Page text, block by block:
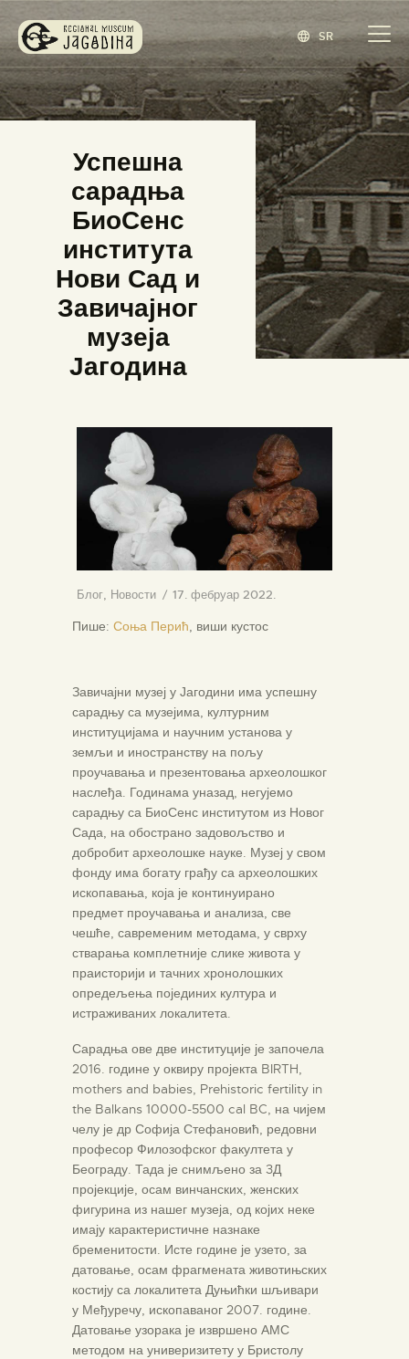
SR
Успешна
сарадња
БиоСенс
института
Нови Сад и
Завичајног
музеја
Јагодина
ЗАВИЧАЈНИ МУЗЕЈ ЈАГОДИНА
www.jagodina.museum
ЗБИРКЕ
ИЗЛОЖБЕ
ДОГАЂАЈИ
ИЗДАВАШТВО
БЛОГ
НАШ МУЗЕЈ
ENGLISH
ЕНГЛЕСКИ)
Блог, Новости 17. фебруар 2022.
Пише: Соња Перић, виши кустос
Завичајни музеј у Јагодини има успешну
сарадњу са музејима, културним
институцијама и научним установа у
земљи и иностранству на пољу
проучавања и презентовања археолошког
наслеђа. Годинама уназад, негујемо
сарадњу са БиоСенс институтом из Новог
Сада, на обострано задовољство и
добробит археолошке науке. Музеј у свом
фонду има богату грађу са археолошких
ископавања, која је континуирано
предмет проучавања и анализа, све
чешће, савременим методама, у сврху
стварања комплетније слике живота у
праисторији и тачних хронолошких
опредељења појединих култура и
истраживаних локалитета.
Сарадња ове две институције је започела
2016. године у оквиру пројекта BIRTH,
mothers and babies, Prehistoric fertility in
the Balkans 10000-5500 cal BC, на чијем
челу је др Софија Стефановић, редовни
професор Филозофског факултета у
Београду. Тада је снимљено за 3Д
пројекције, осам винчанских, женских
фигурина из нашег музеја, од којих неке
имају карактеристичне назнаке
бременитости. Исте године је узето, за
датовање, осам фрагмената животињских
костију са локалитета Дуњићки шљивари
у Међуречу, ископаваног 2007. године.
Датовање узорака је извршено АМС
методом на универизитету у Бристолу